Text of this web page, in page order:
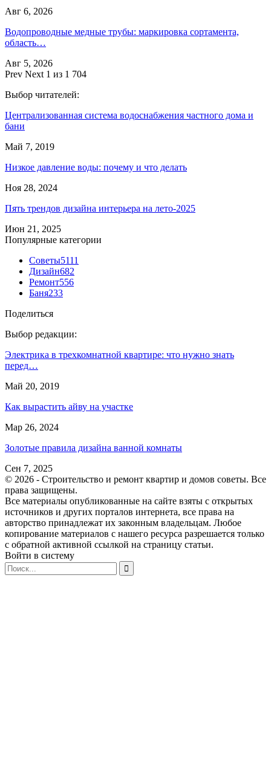
Авг 6, 2026
Водопроводные медные трубы: маркировка сортамента,
область…
Авг 5, 2026
Prev Next 1 из 1 704
Выбор читателей:
Централизованная система водоснабжения частного дома и
бани
Май 7, 2019
Низкое давление воды: почему и что делать
Ноя 28, 2024
Пять трендов дизайна интерьера на лето-2025
Июн 21, 2025
Популярные категории
Советы5111
Дизайн682
Ремонт556
Баня233
Поделиться
Выбор редакции:
Электрика в трехкомнатной квартире: что нужно знать
перед…
Май 20, 2019
Как вырастить айву на участке
Мар 26, 2024
Золотые правила дизайна ванной комнаты
Сен 7, 2025
© 2026 - Строительство и ремонт квартир и домов советы. Все
права защищены.
Все материалы опубликованные на сайте взяты с открытых
источников и других порталов интернета, все права на
авторство принадлежат их законным владельцам. Любое
копирование материалов с нашего ресурса разрешается только
с обратной активной ссылкой на страницу статьи.
Войти в систему